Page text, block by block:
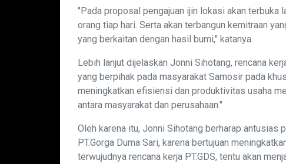
"Pada proposal pengajuan ijin lokasi akan terbuka
orang tiap hari. Serta akan terbangun kemitraan
yang berkaitan dengan hasil bumi," katanya.
Lebih lanjut dijelaskan Jonni Sihotang, rencana
yang berpihak pada masyarakat Samosir pada
meningkatkan efisiensi dan produktivitas usaha
antara masyarakat dan perusahaan."
Oleh karena itu, Jonni Sihotang berharap antusias
PT.Gorga Duma Sari, karena bertujuan
terwujudnya rencana kerja PT.GDS, tentu akan